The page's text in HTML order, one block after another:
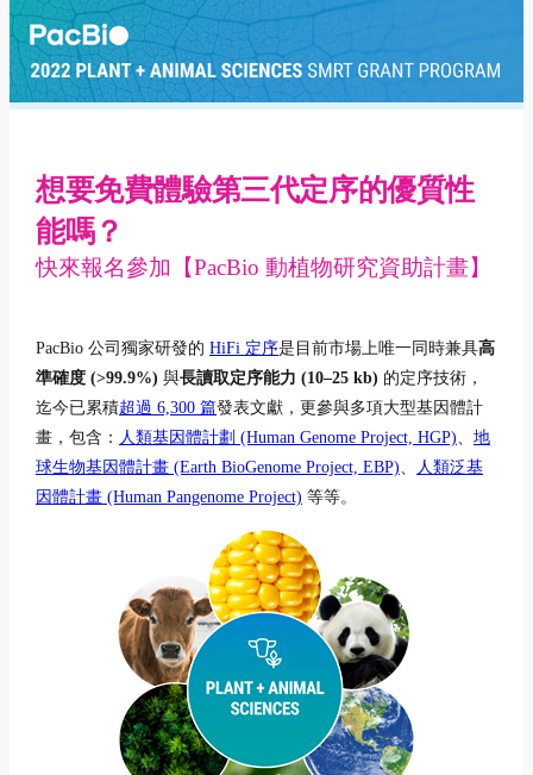
想要免費體驗第三代定序的優質性
能嗎？
快來報名參加【PacBio 動植物研究資助計畫】
PacBio 公司獨家研發的 HiFi 定序是目前市場上唯一同時兼具高
準確度 (>99.9%) 與長讀取定序能力 (10–25 kb) 的定序技術，
迄今已累積超過 6,300 篇發表文獻，更參與多項大型基因體計
畫，包含： 人類基因體計劃 (Human Genome Project, HGP)、 地
球生物基因體計畫 (Earth BioGenome Project, EBP)、
人類泛基
因體計畫 (Human Pangenome Project) 等等。